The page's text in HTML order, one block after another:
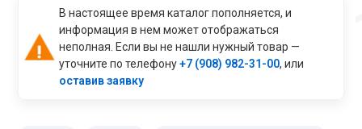
В настоящее время каталог пополняется, и
информация в нем может отображаться
неполная. Если вы не нашли нужный товар —
уточните по телефону+7 (908) 982-31-00, или
оставив заявку